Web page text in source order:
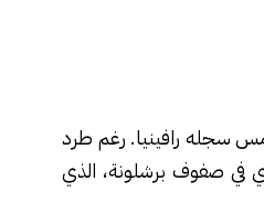
سجله رافينيا. رغم طرد
في صفوف برشلونة، الذي